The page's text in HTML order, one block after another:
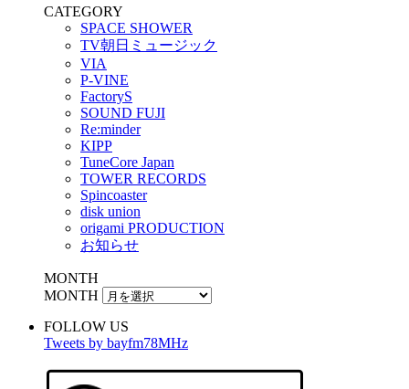
CATEGORY
SPACE SHOWER
TV朝日ミュージック
VIA
P-VINE
FactoryS
SOUND FUJI
Re:minder
KIPP
TuneCore Japan
TOWER RECORDS
Spincoaster
disk union
origami PRODUCTION
お知らせ
MONTH
MONTH
FOLLOW US
Tweets by bayfm78MHz